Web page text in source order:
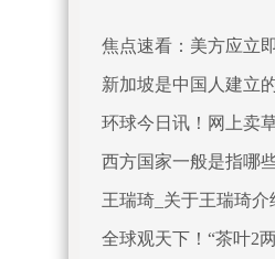
焦点速看：美方应立
新加坡是中国人建立
环球今日讯！网上卖
西方国家一般是指哪
王瑞琦_关于王瑞琦介
全球观天下！“茶叶2